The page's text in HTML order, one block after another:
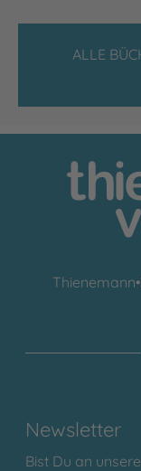
ALLE
Thienemann•
Newsletter
Bist Du an